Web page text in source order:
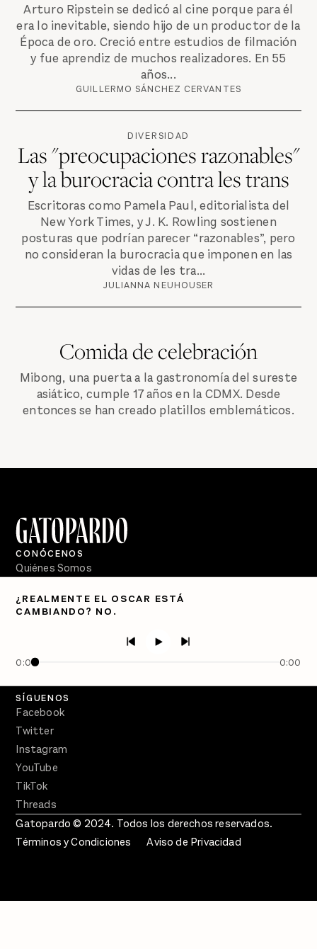
Arturo Ripstein se dedicó al cine porque para él
era lo inevitable, siendo hijo de un productor de la
Época de oro. Creció entre estudios de filmación
y fue aprendiz de muchos realizadores. En 55
años...
GUILLERMO SÁNCHEZ CERVANTES
DIVERSIDAD
Las "preocupaciones razonables"
y la burocracia contra les trans
Escritoras como Pamela Paul, editorialista del
New York Times, y J. K. Rowling sostienen
posturas que podrían parecer “razonables”, pero
no consideran la burocracia que imponen en las
vidas de les tra...
JULIANNA NEUHOUSER
Comida de celebración
Mibong, una puerta a la gastronomía del sureste
asiático, cumple 17 años en la CDMX. Desde
entonces se han creado platillos emblemáticos.
¿REALMENTE EL OSCAR ESTÁ
CAMBIANDO? NO.
0:00 0:00
CONÓCENOS
Quiénes Somos
PÓDCASTS
Crecer en Distopía
SÍGUENOS
Facebook
Twitter
Instagram
YouTube
TikTok
Threads
Gatopardo © 2024. Todos los derechos reservados.
Términos y Condiciones
Aviso de Privacidad